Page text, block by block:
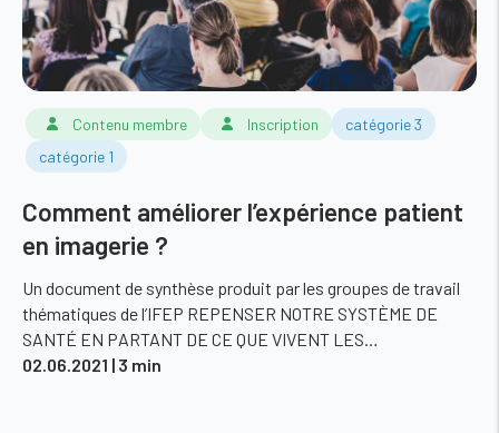
Contenu membre Inscription
catégorie 3
catégorie 1
Comment améliorer l’expérience patient
en imagerie ?
Un document de synthèse produit par les groupes de travail
thématiques de l’IFEP REPENSER NOTRE SYSTÈME DE
SANTÉ EN PARTANT DE CE QUE VIVENT LES…
02.06.2021 | 3 min